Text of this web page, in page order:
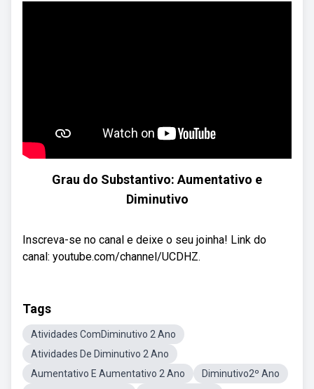
Grau do Substantivo: Aumentativo e
Diminutivo
Inscreva-se no canal e deixe o seu joinha! Link do
canal: youtube.com/channel/UCDHZ.
Tags
Atividades ComDiminutivo 2 Ano
Atividades De Diminutivo 2 Ano
Aumentativo E Aumentativo 2 Ano
Diminutivo2º Ano